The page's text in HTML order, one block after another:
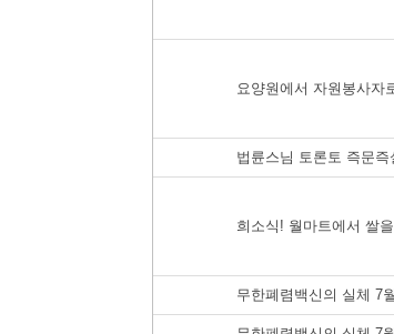
요양원에서 자원봉사자
법륜스님 토론토 즉문
희소식! 월마트에서 쌀
무한폐렴백신의 실체 7